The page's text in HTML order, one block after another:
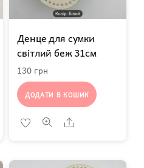
Денце для сумки
світлий беж 31см
130 грн
ДОДАТИ В КОШИК
Share